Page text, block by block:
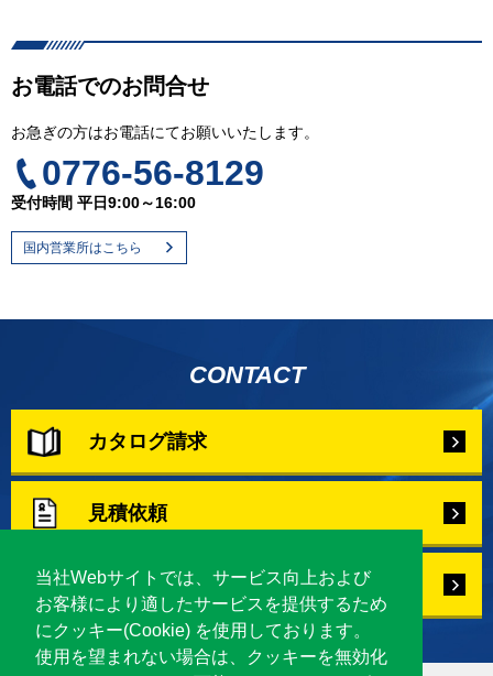
当社Webサイトでは、サービス向上および
お客様により適したサービスを提供するため
にクッキー(Cookie) を使用しております。
使用を望まれない場合は、クッキーを無効化
お電話でのお問合せ
お急ぎの方はお電話にてお願いいたします。
0776-56-8129
受付時間 平日9:00～16:00
国内営業所はこちら
CONTACT
カタログ請求
見積依頼
お問合せ